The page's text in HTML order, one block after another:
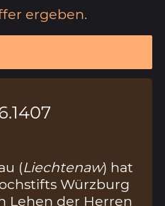
ergeben.
(Liechtenaw) hat
Würzburg
Lehen der Herren